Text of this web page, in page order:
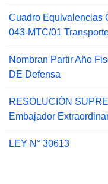
Cuadro Equivalencias
043-MTC/01
Nombran Partir Año
DE Defensa
RESOLUCIÓN
Embajador
LEY N° 30613